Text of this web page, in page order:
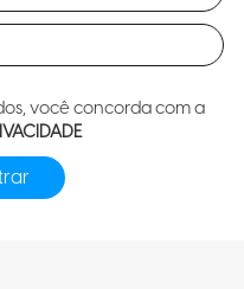
você concorda com a